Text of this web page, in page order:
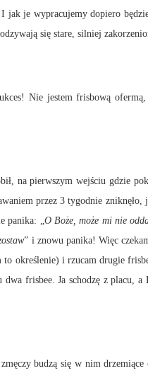
je wypracujemy dopiero
się stare, silniej
jestem frisbową ofermą,
na pierwszym wejściu gdzie
przez 3 tygodnie
panika: „O Boże, może mi nie
” i znowu panika! Więc
określenie) i rzucam drugie
frisbee. Ja schodzę z placu,
budzą się w nim drzemiące